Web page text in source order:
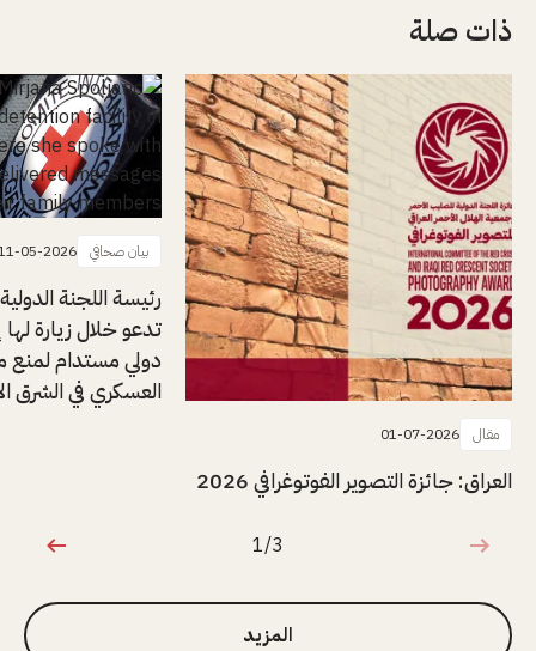
ذات صلة
مقال 01-07-2026
العراق: جائزة التصوير الفوتوغرافي 2026
بيان صحافي 05-2026
رئيسة اللجنة
تدعو خلال زيارة لها
دولي مستدام لمنع
العسكري في الشرق
1 من 3
1/3
المزيد